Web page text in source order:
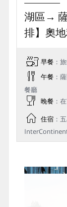
湖區→
排】奧
早餐 ：
午餐 ：
餐廳
晚餐 ：
住宿：